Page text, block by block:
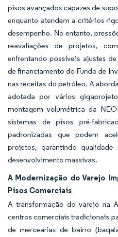
pisos avançados capazes de
enquanto atendem a critérios
desempenho. No entanto,
reavaliações de projetos,
enfrentando possíveis ajustes
de financiamento do Fundo de
nas receitas do petróleo. A
adotada por vários
montagem volumétrica da
sistemas de pisos pré-
padronizadas que podem
projetos, garantindo qualidade
desenvolvimento massivas.
A Modernização do Varejo
Pisos Comerciais
A transformação do varejo na
centros comerciais tradicionais
de mercearias de bairro